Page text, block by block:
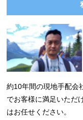
約10年間の現地手配会
でお客様に満足いただ
はお任せください。